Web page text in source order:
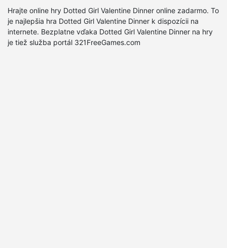
Hrajte online hry Dotted Girl Valentine Dinner online zadarmo. To
je najlepšia hra Dotted Girl Valentine Dinner k dispozícii na
internete. Bezplatne vďaka Dotted Girl Valentine Dinner na hry
je tiež služba portál 321FreeGames.com